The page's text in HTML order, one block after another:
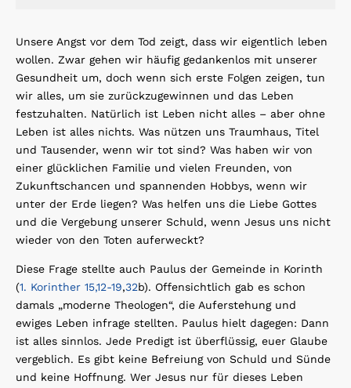
Unsere Angst vor dem Tod zeigt, dass wir eigentlich leben
wollen. Zwar gehen wir häufig gedankenlos mit unserer
Gesundheit um, doch wenn sich erste Folgen zeigen, tun
wir alles, um sie zurückzugewinnen und das Leben
festzuhalten. Natürlich ist Leben nicht alles – aber ohne
Leben ist alles nichts. Was nützen uns Traumhaus, Titel
und Tausender, wenn wir tot sind? Was haben wir von
einer glücklichen Familie und vielen Freunden, von
Zukunftschancen und spannenden Hobbys, wenn wir
unter der Erde liegen? Was helfen uns die Liebe Gottes
und die Vergebung unserer Schuld, wenn Jesus uns nicht
wieder von den Toten auferweckt?
Diese Frage stellte auch Paulus der Gemeinde in Korinth
(1. Korinther 15,12-19,32b). Offensichtlich gab es schon
damals „moderne Theologen“, die Auferstehung und
ewiges Leben infrage stellten. Paulus hielt dagegen: Dann
ist alles sinnlos. Jede Predigt ist überflüssig, euer Glaube
vergeblich. Es gibt keine Befreiung von Schuld und Sünde
und keine Hoffnung. Wer Jesus nur für dieses Leben